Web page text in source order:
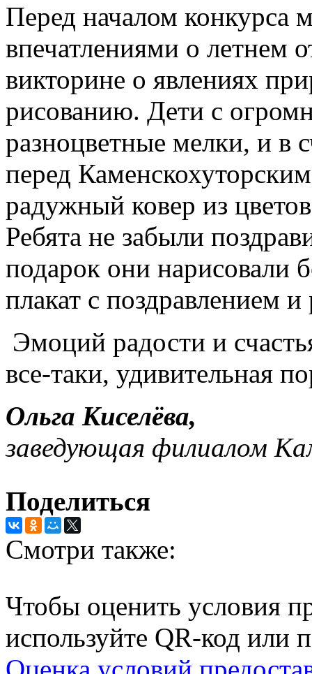
Перед началом конкурса
впечатлениями о летнем
викторине о явлениях
рисованию. Дети с
разноцветные мелки, и в
перед
радужный ковер из
Ребята не забыли
подарок они нарисовали
плакат с поздравлением
Эмоций радости и
все-таки, удивительная
Ольга Киселёва,
заведующая филиалом
Поделиться
Смотри также:
Чтобы оценить условия
используйте QR-код или